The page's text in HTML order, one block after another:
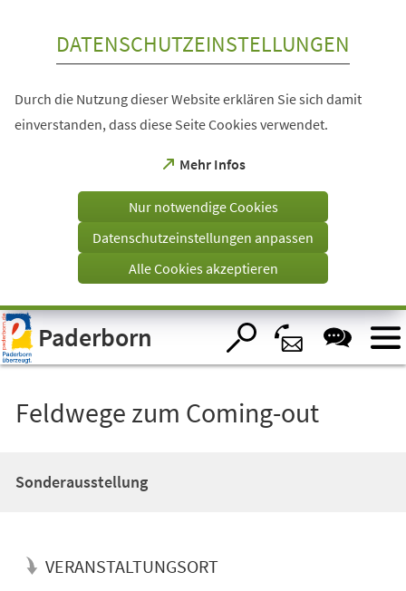
Visuelle
Assistenzsoftware
öffnen.
DATENSCHUTZEINSTELLUNGEN
Durch die Nutzung dieser Website erklären Sie sich damit
einverstanden, dass diese Seite Cookies verwendet.
Mehr Infos
(Öffnet
einem
Tab)
Nur notwendige Cookies
Datenschutzeinstellungen anpassen
Alle Cookies akzeptieren
Paderborn
Feldwege zum Coming-out
Sonderausstellung
VERANSTALTUNGSORT